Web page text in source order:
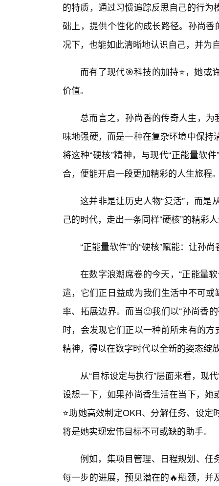
的特质，通过习惯追踪反思自己的行
础上，提供个性化的成长路径。孙尚
况下，也能如此清晰地认识自己，并为
而有了现代🎯科技的加持⭐，她
价值。
总而言之，孙尚香的传奇人生，为
味地强硬，而是一种在复杂环境中保
将这种“硬核”精神，与现代“正能量软
合，便能开启一段更加精彩的人生旅程
这并非是让历史人物“复活”，而
己的时代，走出一条同样“硬核”的精彩
“正能量软件”的“硬核”赋能：让孙
在数字浪潮席卷的今天，“正能量
遣，它们正日益成为我们生活中不可
率、拓展边界。而当🙂我们以“孙尚香
时，会发现它们正以一种前所未有的
精神，得以在数字时代以全新的姿态绽
从“目标设定与执行”层面来看，现
设想一下，如果孙尚香生活在当下，
⭐助她高效制定OKR、分解任务、设
将是她实现宏伟目标不可或缺的助手。
例如，集项目管理、日程规划、任
每一步的进展，预见潜在的🔥瓶颈，